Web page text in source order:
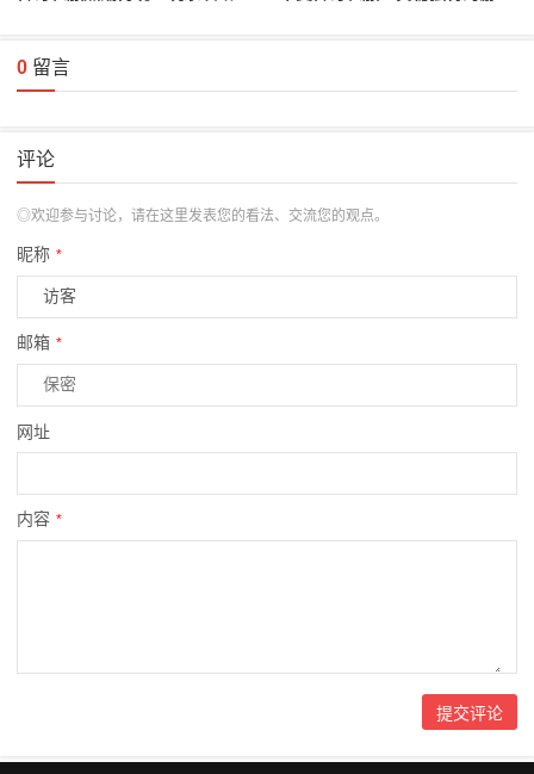
0 留言
评论
◎欢迎参与讨论，请在这里发表您的看法、交流您的观点。
昵称 *
邮箱 *
网址
内容 *